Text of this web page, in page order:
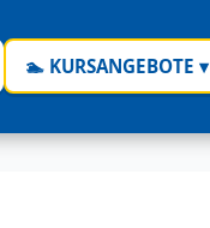
🏊 KURSANGEBOTE ▾